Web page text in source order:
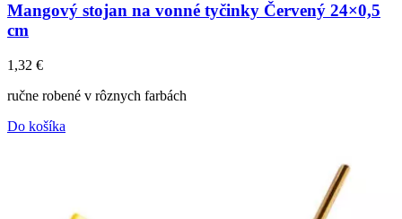
Mangový stojan na vonné tyčinky Červený 24×0,5
cm
1,32 €
ručne robené v rôznych farbách
Do košíka